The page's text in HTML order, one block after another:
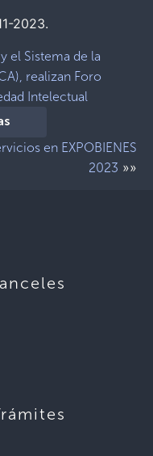
2023.
el Sistema de la
realizan Foro
Intelectual
en EXPOBIENES
2023 »»